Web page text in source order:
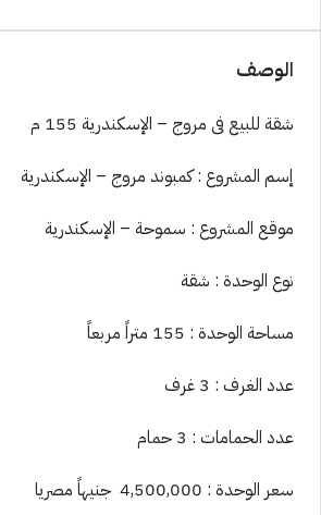
الوصف
شقة للبيع فى مروج – الإسكندرية 155 م
إسم المشروع : كمبوند مروج – الإسكندرية
موقع المشروع : سموحة – الإسكندرية
نوع الوحدة : شقة
مساحة الوحدة : 155 متراً مربعاً
عدد الغرف : 3 غرف
عدد الحمامات : 3 حمام
سعر الوحدة : 4,500,000 جنيهاً مصريا